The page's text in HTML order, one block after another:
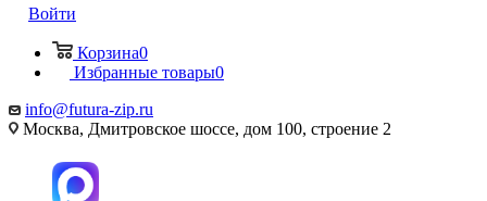
Войти
Корзина0
Избранные товары0
info@futura-zip.ru
Москва, Дмитровское шоссе, дом 100, строение 2